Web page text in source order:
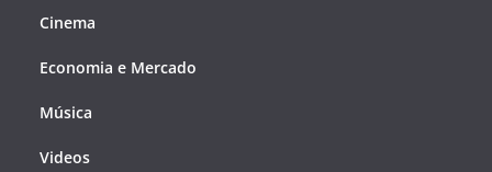
Cinema
Economia e Mercado
Música
Videos